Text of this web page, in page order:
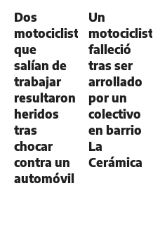
Dos
motociclistas
que
salían de
trabajar
resultaron
heridos
tras
chocar
contra un
automóvil
Un
motociclista
falleció
tras ser
arrollado
por un
colectivo
en barrio
La
Cerámica